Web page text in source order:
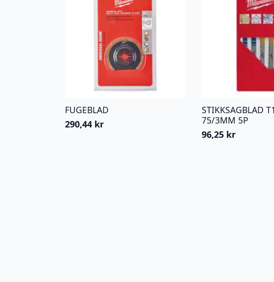
FUGEBLAD
290,44 kr
STIKKSAGBLAD
75/3MM 5P
96,25 kr